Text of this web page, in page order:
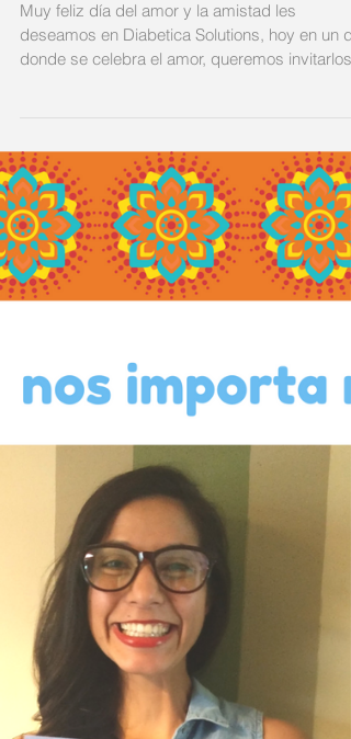
Amistad. "Spare a
Rose, save a Child" por
Muy feliz día del amor y la amistad les
deseamos en Diabetica Solutions, hoy en un
donde se celebra el amor, queremos invitarlos
a...